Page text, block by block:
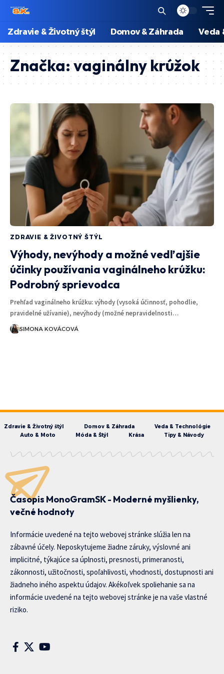
Zdravie & Životný štýl Domov & Záhrada Veda
Značka:vaginálny krúžok
ZDRAVIE & ŽIVOTNÝ ŠTÝL
Výhody, nevýhody a možné vedľajšie
účinky používania vaginálneho krúžku:
Podrobný sprievodca
Prehľad vaginálneho krúžku: výhody (vysoká účinnosť, pohodlie,
pravidelné užívanie), nevýhody (možné nepravidelnosti…
SIMONA KOVÁCOVÁ
Zdravie & Životný štýl Domov & Záhrada
Veda & Technológie
Auto & Moto
Móda & Štýl Krása Tipy & Návody
Časopis MonoGramSK - Moderné myšlienky,
večné hodnoty
Informácie uvedené na tejto webovej stránke slúžia len na
zábavné účely. Neposkytujeme žiadne záruky, výslovné ani
implicitné, týkajúce sa úplnosti, presnosti, primeranosti,
zákonnosti, užitočnosti, spoľahlivosti, vhodnosti, dostupnosti ani
žiadneho iného aspektu údajov. Akékoľvek spoliehanie sa na
informácie uvedené na tejto webovej stránke je na vaše vlastné
riziko.